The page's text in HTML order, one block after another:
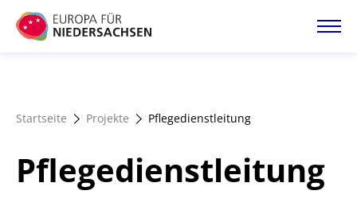
Direkt
zum
Förderangebote
Startseite Projekte Pflegedienstleitung
Pflegedienstleitung